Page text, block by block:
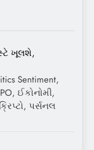
ખૂલશે,
Sentiment,
ઈકોનોમી,
પર્સનલ